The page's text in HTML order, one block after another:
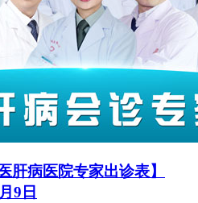
肝病医院专家出诊表】
9日